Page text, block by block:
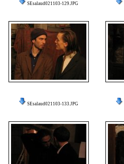
SEsalaud021103-129.JPG
SEsalaud021103-133.JPG